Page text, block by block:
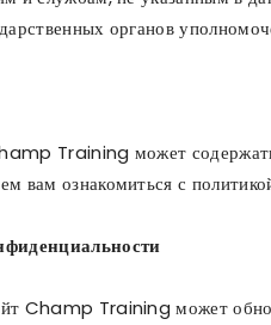
органов
Training может
вам ознакомиться с
Champ Training может